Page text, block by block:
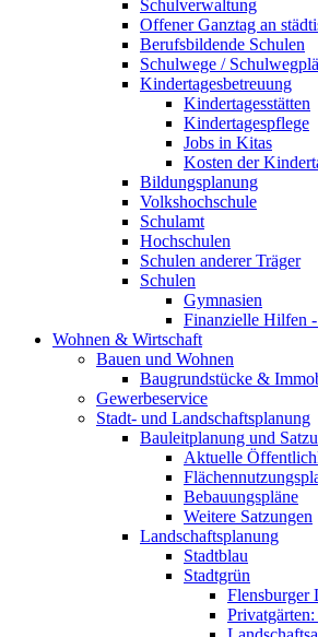
Schulverwaltung
Offener Ganztag an
Berufsbildende Schulen
Schulwege /
Kindertagesbetreuung
Kindertagesstätten
Kindertagespflege
Jobs in Kitas
Kosten der
Bildungsplanung
Volkshochschule
Schulamt
Hochschulen
Schulen anderer Träger
Schulen
Gymnasien
Finanzielle Hilfen
Wohnen & Wirtschaft
Bauen und Wohnen
Baugrundstücke &
Gewerbeservice
Stadt- und Landschaftsplanung
Bauleitplanung und
Aktuelle
Bebauungspläne
Weitere Satzungen
Landschaftsplanung
Stadtblau
Stadtgrün
Flensburger